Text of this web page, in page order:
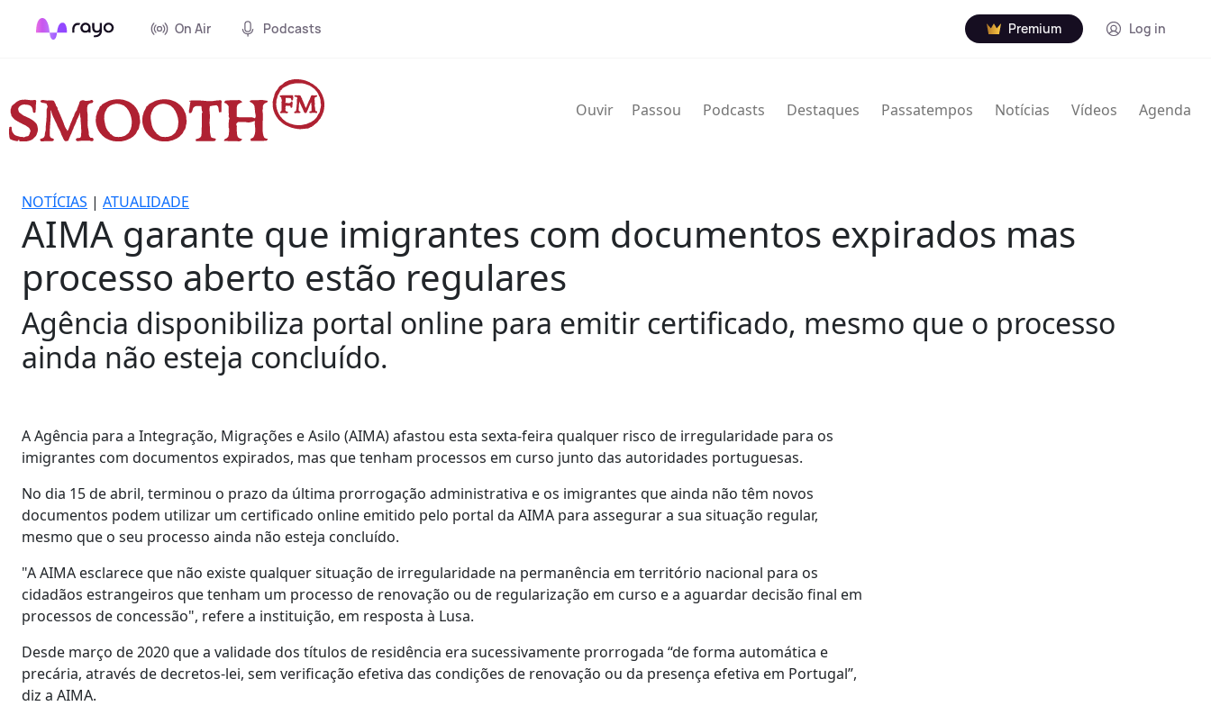
On Air Podcasts Premium Log in
Ouvir Passou Podcasts Destaques Passatempos Notícias Vídeos Agenda
NOTÍCIAS | ATUALIDADE
AIMA garante que imigrantes com documentos expirados mas
processo aberto estão regulares
Agência disponibiliza portal online para emitir certificado, mesmo que o processo
ainda não esteja concluído.
A Agência para a Integração, Migrações e Asilo (AIMA) afastou esta sexta-feira qualquer risco de irregularidade para os
imigrantes com documentos expirados, mas que tenham processos em curso junto das autoridades portuguesas.
No dia 15 de abril, terminou o prazo da última prorrogação administrativa e os imigrantes que ainda não têm novos
documentos podem utilizar um certificado online emitido pelo portal da AIMA para assegurar a sua situação regular,
mesmo que o seu processo ainda não esteja concluído.
"A AIMA esclarece que não existe qualquer situação de irregularidade na permanência em território nacional para os
cidadãos estrangeiros que tenham um processo de renovação ou de regularização em curso e a aguardar decisão final em
processos de concessão", refere a instituição, em resposta à Lusa.
Desde março de 2020 que a validade dos títulos de residência era sucessivamente prorrogada “de forma automática e
precária, através de decretos-lei, sem verificação efetiva das condições de renovação ou da presença efetiva em Portugal”,
diz a AIMA.